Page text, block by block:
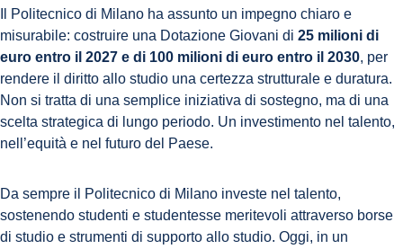
Il Politecnico di Milano ha assunto un impegno chiaro e
misurabile: costruire una Dotazione Giovani di 25 milioni di
euro entro il 2027 e di 100 milioni di euro entro il 2030, per
rendere il diritto allo studio una certezza strutturale e duratura.
Non si tratta di una semplice iniziativa di sostegno, ma di una
scelta strategica di lungo periodo. Un investimento nel talento,
nell’equità e nel futuro del Paese.
Da sempre il Politecnico di Milano investe nel talento,
sostenendo studenti e studentesse meritevoli attraverso borse
di studio e strumenti di supporto allo studio. Oggi, in un